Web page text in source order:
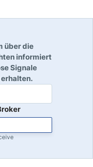
über die
informiert
Signale